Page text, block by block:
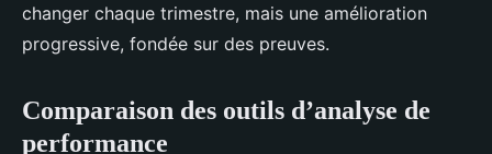
changer chaque trimestre, mais une amélioration
progressive, fondée sur des preuves.
Comparaison des outils d’analyse de
performance